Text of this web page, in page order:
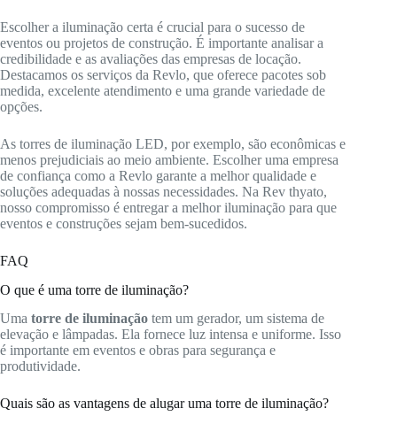
Escolher a iluminação certa é crucial para o sucesso de
eventos ou projetos de construção. É importante analisar a
credibilidade e as avaliações das empresas de locação.
Destacamos os serviços da Revlo, que oferece pacotes sob
medida, excelente atendimento e uma grande variedade de
opções.
As torres de iluminação LED, por exemplo, são econômicas e
menos prejudiciais ao meio ambiente. Escolher uma empresa
de confiança como a Revlo garante a melhor qualidade e
soluções adequadas à nossas necessidades. Na Rev thyato,
nosso compromisso é entregar a melhor iluminação para que
eventos e construções sejam bem-sucedidos.
FAQ
O que é uma torre de iluminação?
Uma torre de iluminação tem um gerador, um sistema de
elevação e lâmpadas. Ela fornece luz intensa e uniforme. Isso
é importante em eventos e obras para segurança e
produtividade.
Quais são as vantagens de alugar uma torre de iluminação?